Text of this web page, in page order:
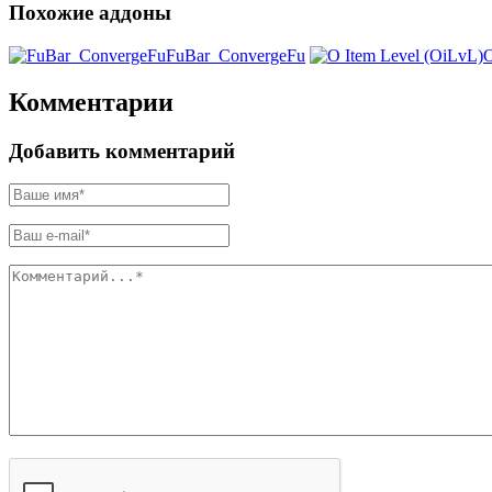
Похожие аддоны
FuBar_ConvergeFu
Комментарии
Добавить комментарий